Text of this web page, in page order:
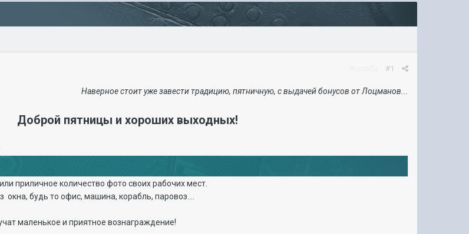
#1
Наверное стоит уже завести традицию, пятничную, с выдачей бонусов от Лоцманов...
Доброй пятницы и хороших выходных!
приличное количество фото своих рабочих мест.
окна, будь то офис, машина, корабль, паровоз....
маленькое и приятное вознаграждение!